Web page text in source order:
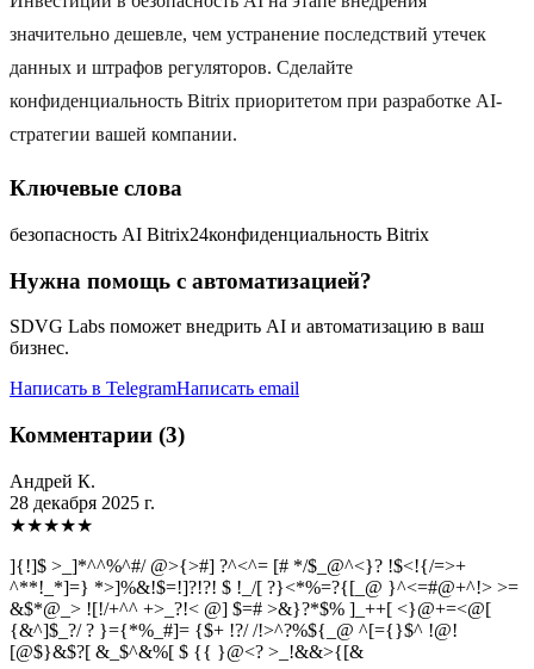
значительно дешевле, чем устранение последствий утечек
данных и штрафов регуляторов. Сделайте
конфиденциальность Bitrix приоритетом при разработке AI-
стратегии вашей компании.
Ключевые слова
безопасность AI Bitrix24конфиденциальность Bitrix
Нужна помощь с автоматизацией?
SDVG Labs поможет внедрить AI и автоматизацию в ваш
бизнес.
Написать в TelegramНаписать email
Комментарии (3)
Андрей К.
28 декабря 2025 г.
★★★★★
]{!]$ >_]*^^%^#/ @>{>#] ?^<^= [# */$_@^<}? !$<!{/=>+
^**!_*]=} *>]%&!$=!]?!?! $ !_/[ ?}<*%=?{[_@ }^<=#@+^!> >=
&$*@_> ![!/+^^ +>_?!< @] $=# >&}?*$% ]_++[ <}@+=<@[
{&^]$_?/ ? }={*%_#]= {$+ !?/ /!>^?%${_@ ^[={}$^ !@!
[@$}&$?[ &_$^&%[ $ {{ }@<? >_!&&>{[&